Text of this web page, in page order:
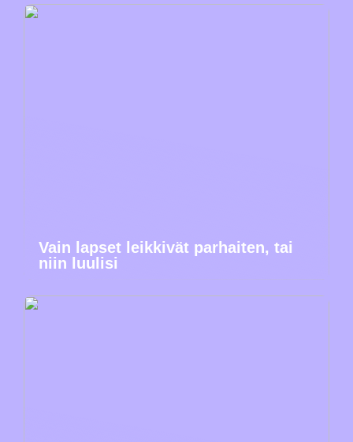
Vain lapset leikkivät parhaiten, tai
niin luulisi